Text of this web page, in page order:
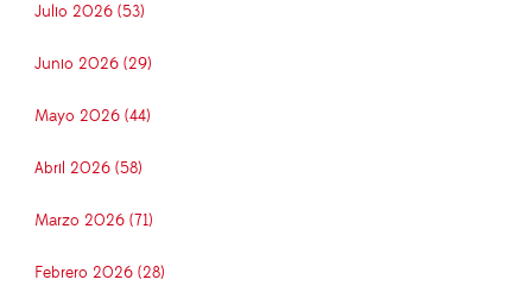
Julio 2026 (53)
Junio 2026 (29)
Mayo 2026 (44)
Abril 2026 (58)
Marzo 2026 (71)
Febrero 2026 (28)